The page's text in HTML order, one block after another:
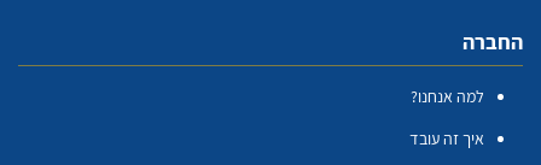
החברה
למה אנחנו?
איך זה עובד